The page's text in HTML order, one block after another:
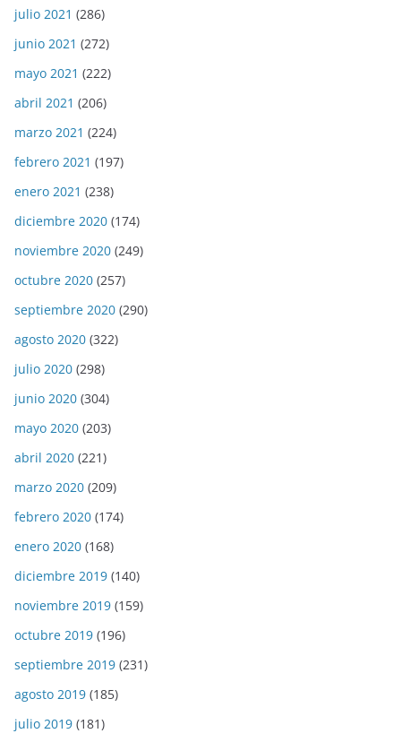
julio 2021 (286)
junio 2021 (272)
mayo 2021 (222)
abril 2021 (206)
marzo 2021 (224)
febrero 2021 (197)
enero 2021 (238)
diciembre 2020 (174)
noviembre 2020 (249)
octubre 2020 (257)
septiembre 2020 (290)
agosto 2020 (322)
julio 2020 (298)
junio 2020 (304)
mayo 2020 (203)
abril 2020 (221)
marzo 2020 (209)
febrero 2020 (174)
enero 2020 (168)
diciembre 2019 (140)
noviembre 2019 (159)
octubre 2019 (196)
septiembre 2019 (231)
agosto 2019 (185)
julio 2019 (181)